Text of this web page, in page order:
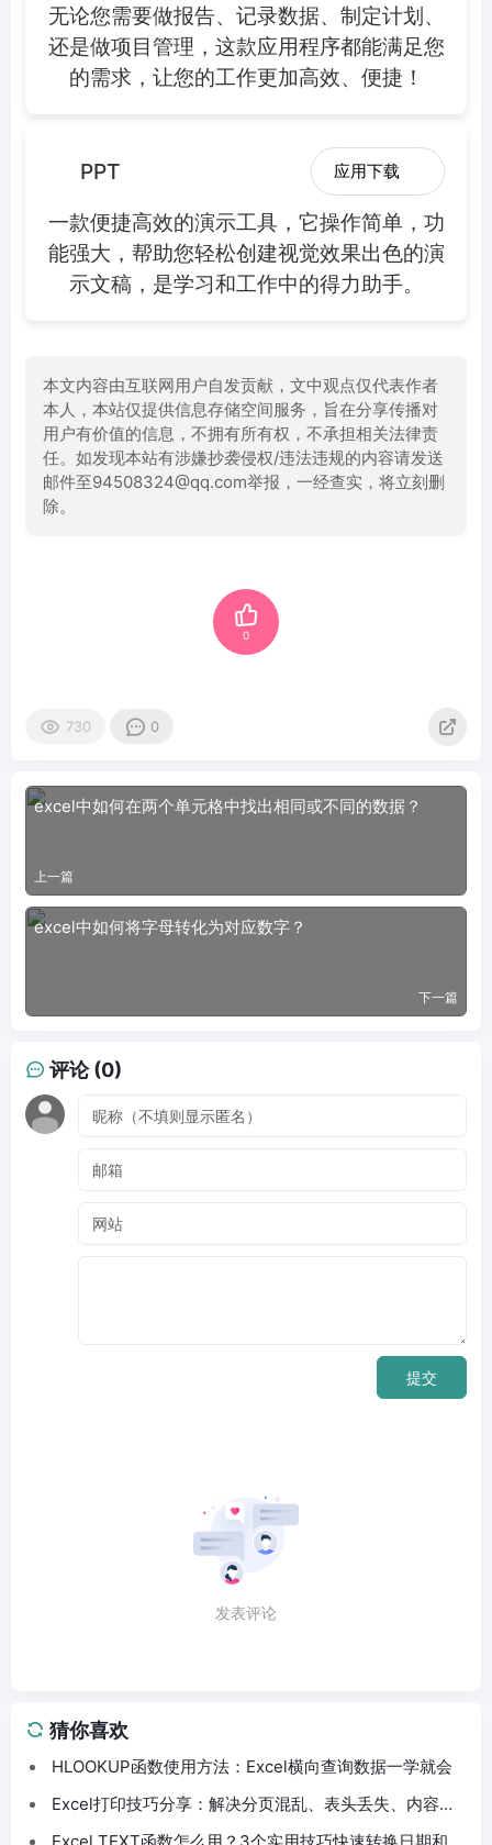
无论您需要做报告、记录数据、制定计划、
还是做项目管理，这款应用程序都能满足您
的需求，让您的工作更加高效、便捷！
PPT 应用下载
一款便捷高效的演示工具，它操作简单，功
能强大，帮助您轻松创建视觉效果出色的演
示文稿，是学习和工作中的得力助手。
本文内容由互联网用户自发贡献，文中观点仅代表作者
本人，本站仅提供信息存储空间服务，旨在分享传播对
用户有价值的信息，不拥有所有权，不承担相关法律责
任。如发现本站有涉嫌抄袭侵权/违法违规的内容请发送
邮件至94508324@qq.com举报，一经查实，将立刻删
除。
0
730 0
excel中如何在两个单元格中找出相同或不同的数据？
上一篇
excel中如何将字母转化为对应数字？
下一篇
评论 (0)
提交
发表评论
猜你喜欢
HLOOKUP函数使用方法：Excel横向查询数据一学就会
Excel打印技巧分享：解决分页混乱、表头丢失、内容截
Excel TEXT函数怎么用？3个实用技巧快速转换日期和数